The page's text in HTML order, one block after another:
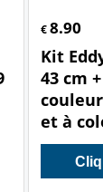
€8.90
Kit
43 cm
et à